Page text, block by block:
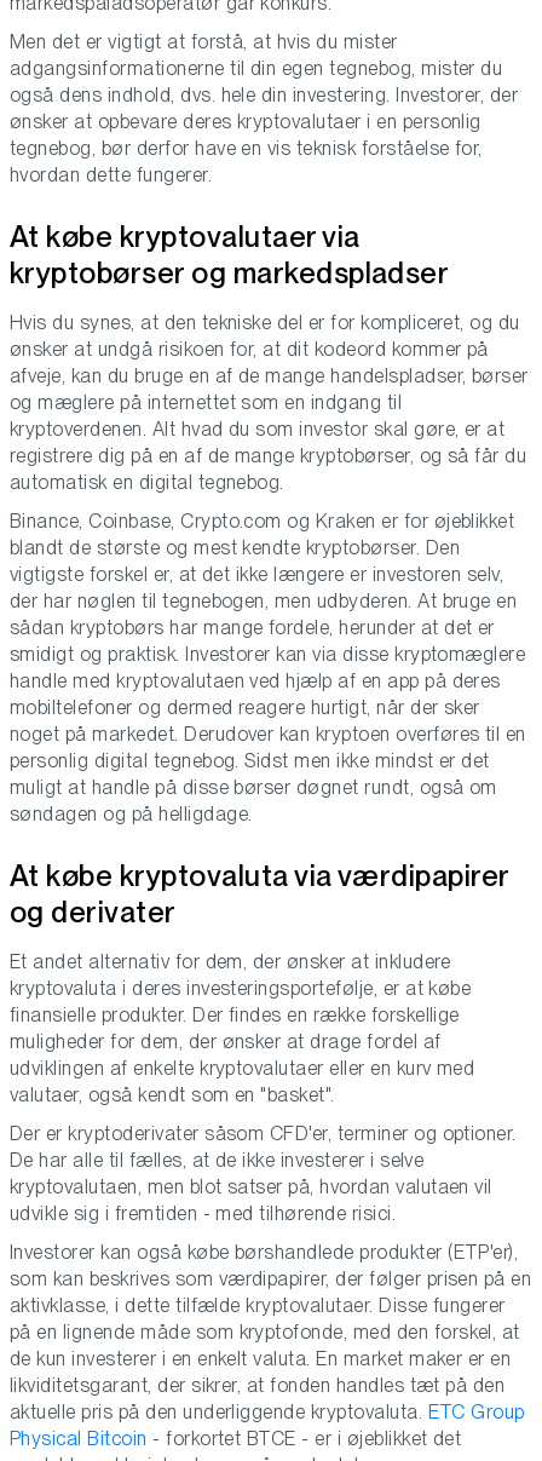
Men det er vigtigt at forstå, at hvis du mister
adgangsinformationerne til din egen tegnebog, mister du
også dens indhold, dvs. hele din investering. Investorer, der
ønsker at opbevare deres kryptovalutaer i en personlig
tegnebog, bør derfor have en vis teknisk forståelse for,
hvordan dette fungerer.
At købe kryptovalutaer via
kryptobørser og markedspladser
Hvis du synes, at den tekniske del er for kompliceret, og du
ønsker at undgå risikoen for, at dit kodeord kommer på
afveje, kan du bruge en af de mange handelspladser, børser
og mæglere på internettet som en indgang til
kryptoverdenen. Alt hvad du som investor skal gøre, er at
registrere dig på en af de mange kryptobørser, og så får du
automatisk en digital tegnebog.
Binance, Coinbase, Crypto.com og Kraken er for øjeblikket
blandt de største og mest kendte kryptobørser. Den
vigtigste forskel er, at det ikke længere er investoren selv,
der har nøglen til tegnebogen, men udbyderen. At bruge en
sådan kryptobørs har mange fordele, herunder at det er
smidigt og praktisk. Investorer kan via disse kryptomæglere
handle med kryptovalutaen ved hjælp af en app på deres
mobiltelefoner og dermed reagere hurtigt, når der sker
noget på markedet. Derudover kan kryptoen overføres til en
personlig digital tegnebog. Sidst men ikke mindst er det
muligt at handle på disse børser døgnet rundt, også om
søndagen og på helligdage.
At købe kryptovaluta via værdipapirer
og derivater
Et andet alternativ for dem, der ønsker at inkludere
kryptovaluta i deres investeringsportefølje, er at købe
finansielle produkter. Der findes en række forskellige
muligheder for dem, der ønsker at drage fordel af
udviklingen af enkelte kryptovalutaer eller en kurv med
valutaer, også kendt som en "basket".
Der er kryptoderivater såsom CFD'er, terminer og optioner.
De har alle til fælles, at de ikke investerer i selve
kryptovalutaen, men blot satser på, hvordan valutaen vil
udvikle sig i fremtiden - med tilhørende risici.
Investorer kan også købe børshandlede produkter (ETP'er),
som kan beskrives som værdipapirer, der følger prisen på en
aktivklasse, i dette tilfælde kryptovalutaer. Disse fungerer
på en lignende måde som kryptofonde, med den forskel, at
de kun investerer i en enkelt valuta. En market maker er en
likviditetsgarant, der sikrer, at fonden handles tæt på den
aktuelle pris på den underliggende kryptovaluta. ETC Group
Physical Bitcoin - forkortet BTCE - er i øjeblikket det